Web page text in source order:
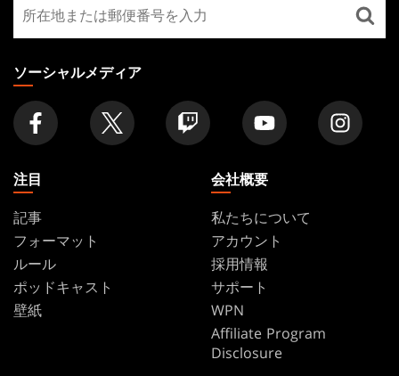
FOOTER
寄
り
の
店
舗
を
探
ソーシャルメディア
注目
記事
フォーマット
ルール
ポッドキャスト
壁紙
会社概要
私たちについて
アカウント
採用情報
サポート
WPN
Affiliate Program
Disclosure